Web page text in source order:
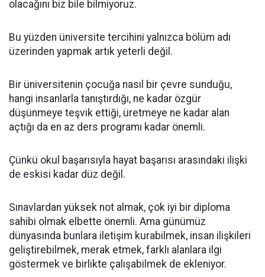
olacağını biz bile bilmiyoruz.
Bu yüzden üniversite tercihini yalnızca bölüm adı
üzerinden yapmak artık yeterli değil.
Bir üniversitenin çocuğa nasıl bir çevre sunduğu,
hangi insanlarla tanıştırdığı, ne kadar özgür
düşünmeye teşvik ettiği, üretmeye ne kadar alan
açtığı da en az ders programı kadar önemli.
Çünkü okul başarısıyla hayat başarısı arasındaki ilişki
de eskisi kadar düz değil.
Sınavlardan yüksek not almak, çok iyi bir diploma
sahibi olmak elbette önemli. Ama günümüz
dünyasında bunlara iletişim kurabilmek, insan ilişkileri
geliştirebilmek, merak etmek, farklı alanlara ilgi
göstermek ve birlikte çalışabilmek de ekleniyor.